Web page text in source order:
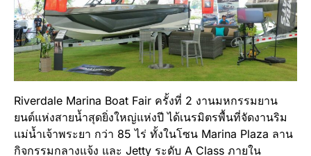
Riverdale Marina Boat Fair ครั้งที่ 2 งานมหกรรมยาน
ยนต์แห่งสายน้ำสุดยิ่งใหญ่แห่งปี ได้เนรมิตรพื้นที่จัดงานริม
แม่น้ำเจ้าพระยา กว่า 85 ไร่ ทั้งในโซน Marina Plaza ลาน
กิจกรรมกลางแจ้ง และ Jetty ระดับ A Class ภายใน